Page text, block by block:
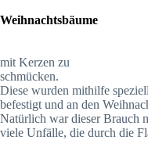
Weihnachtsbäume
mit Kerzen zu
schmücken.
Diese wurden mithilfe
befestigt und an den
Natürlich war dieser Brauch
viele Unfälle, die durch die